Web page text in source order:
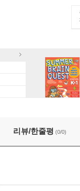
리뷰/한줄평 (0/0)